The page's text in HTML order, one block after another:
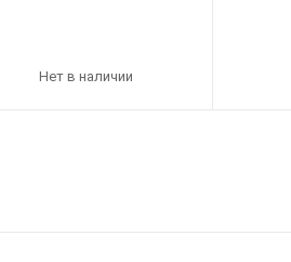
Нет в наличии